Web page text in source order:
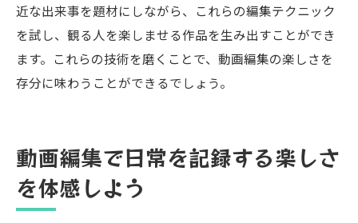
近な出来事を題材にしながら、これらの編集テクニック
を試し、観る人を楽しませる作品を生み出すことができ
ます。これらの技術を磨くことで、動画編集の楽しさを
存分に味わうことができるでしょう。
動画編集で日常を記録する楽しさ
を体感しよう